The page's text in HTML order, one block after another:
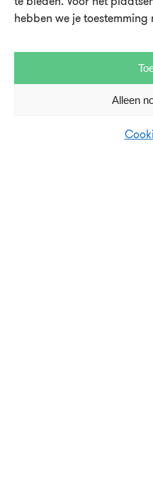
hebben we je toestemming
Alleen
Vacatures en stages